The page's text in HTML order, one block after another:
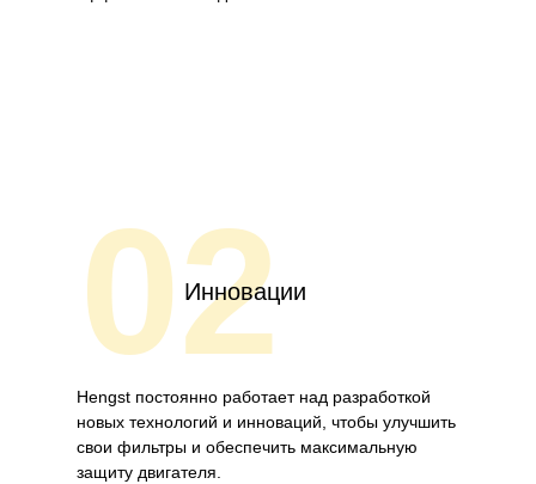
02
Инновации
Hengst постоянно работает над разработкой
новых технологий и инноваций, чтобы улучшить
свои фильтры и обеспечить максимальную
защиту двигателя.